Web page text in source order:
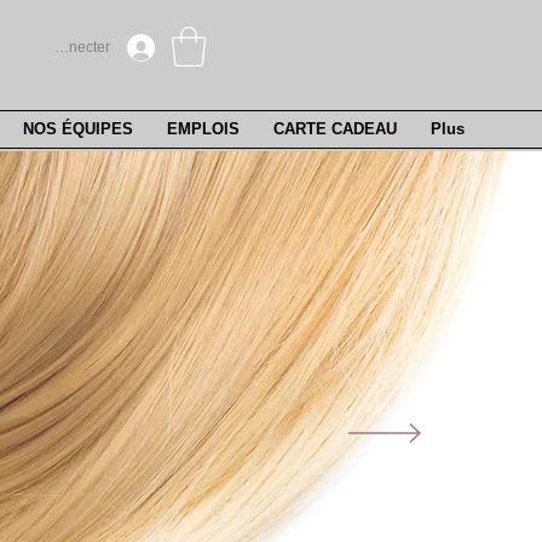
NOS ÉQUIPES EMPLOIS CARTE CADEAU Plus
Se connecter